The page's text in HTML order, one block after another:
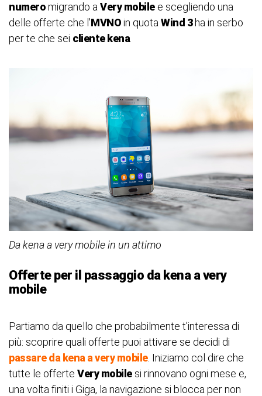
numeromigrando a Very mobilee scegliendo una
delle offerte che l'MVNOin quota Wind 3ha in serbo
per te che sei cliente kena
Da kena a very mobile in un attimo
Offerte per il passaggio da kena a very
mobile
Partiamo da quello che probabilmente t'interessa di
più: scoprire quali offerte puoi attivare se decidi di
passare da kena a very mobile. Iniziamo col dire che
tutte le offerte Very mobilesi rinnovano ogni mese e,
una volta finiti i Giga, la navigazione si blocca per non